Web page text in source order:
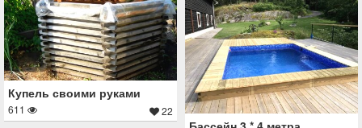
Купель своими руками
611 22